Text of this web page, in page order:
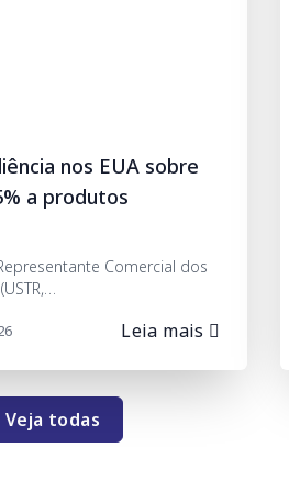
nos EUA sobre
a produtos
Comercial dos
Leia mais
Veja todas